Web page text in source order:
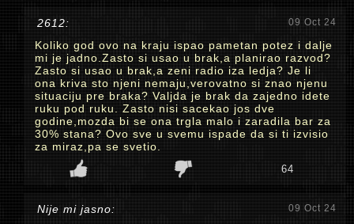
2612: 09 Oct 24
Koliko god ovo na kraju ispao pametan potez i dalje
mi je jadno.Zasto si usao u brak,a planirao razvod?
Zasto si usao u brak,a zeni radio iza ledja? Je li
ona kriva sto njeni nemaju,verovatno si znao njenu
situaciju pre braka? Valjda je brak da zajedno idete
ruku pod ruku. Zasto nisi sacekao jos dve
godine,mozda bi se ona trgla malo i zaradila bar za
30% stana? Ovo sve u svemu ispade da si ti izvisio
za miraz,pa se svetio.
64
Nije mi jasno: 09 Oct 24